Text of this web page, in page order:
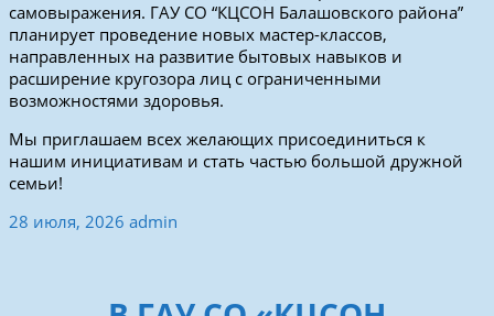
самовыражения. ГАУ СО “КЦСОН Балашовского района”
планирует проведение новых мастер-классов,
направленных на развитие бытовых навыков и
расширение кругозора лиц с ограниченными
возможностями здоровья.
Мы приглашаем всех желающих присоединиться к
нашим инициативам и стать частью большой дружной
семьи!
28 июля, 2026 admin